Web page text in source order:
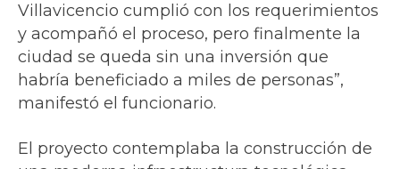
Villavicencio cumplió con los requerimientos
y acompañó el proceso, pero finalmente la
ciudad se queda sin una inversión que
habría beneficiado a miles de personas”,
manifestó el funcionario.
El proyecto contemplaba la construcción de